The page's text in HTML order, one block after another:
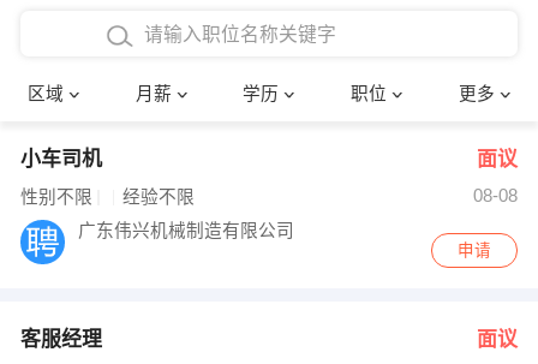
区域 月薪 学历 职位 更多
4000-5000元
8000-12000元
12000-20000元
博士
文员
财务会计
网络IT
确定
小车司机 面议
性别不限 经验不限
08-08
广东伟兴机械制造有限公司
申请
客服经理 面议